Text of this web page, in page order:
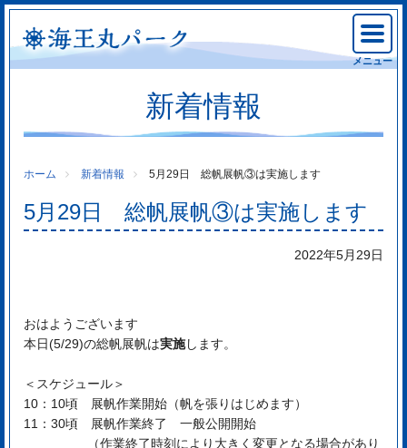
メニュー
新着情報
ホーム 新着情報 5月29日 総帆展帆③は実施します
5月29日 総帆展帆③は実施します
2022年5月29日
おはようございます
本日(5/29)の総帆展帆は実施します。
＜スケジュール＞
10：10頃 展帆作業開始（帆を張りはじめます）
11：30頃 展帆作業終了 一般公開開始
（作業終了時刻により大きく変更となる場合があり